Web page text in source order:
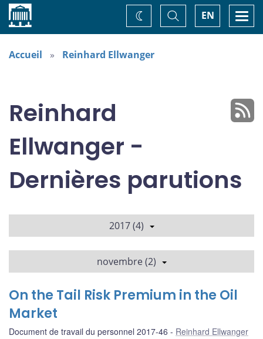
Accueil EN
Basculer
la
recherche
Changez
de
Accueil Reinhard Ellwanger
Reinhard
Ellwanger -
Dernières parutions
2017 (4)
novembre (2)
On the Tail Risk Premium in the Oil
Market
Document de travail du personnel 2017-46 Reinhard Ellwanger